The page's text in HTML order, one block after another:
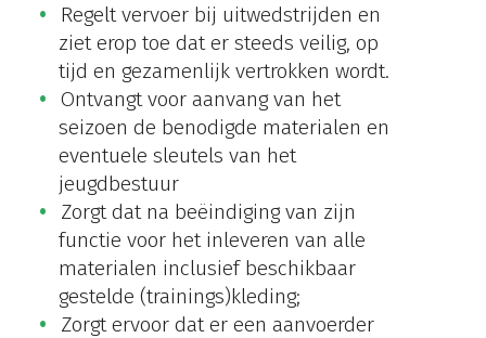
Regelt vervoer bij uitwedstrijden en
ziet erop toe dat er steeds veilig, op
tijd en gezamenlijk vertrokken wordt.
Ontvangt voor aanvang van het
seizoen de benodigde materialen en
eventuele sleutels van het
jeugdbestuur
Zorgt dat na beëindiging van zijn
functie voor het inleveren van alle
materialen inclusief beschikbaar
gestelde (trainings)kleding;
Zorgt ervoor dat er een aanvoerder